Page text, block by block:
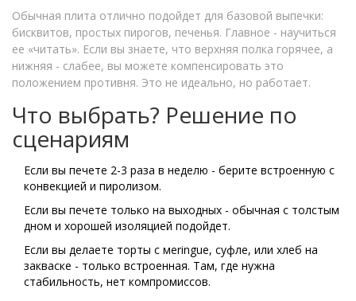
Обычная плита отлично подойдет для базовой выпечки:
бисквитов, простых пирогов, печенья. Главное - научиться
ее «читать». Если вы знаете, что верхняя полка горячее, а
нижняя - слабее, вы можете компенсировать это
положением противня. Это не идеально, но работает.
Что выбрать? Решение по
сценариям
Если вы печете 2-3 раза в неделю - берите встроенную с
конвекцией и пиролизом.
Если вы печете только на выходных - обычная с толстым
дном и хорошей изоляцией подойдет.
Если вы делаете торты с мeringue, суфле, или хлеб на
закваске - только встроенная. Там, где нужна
стабильность, нет компромиссов.